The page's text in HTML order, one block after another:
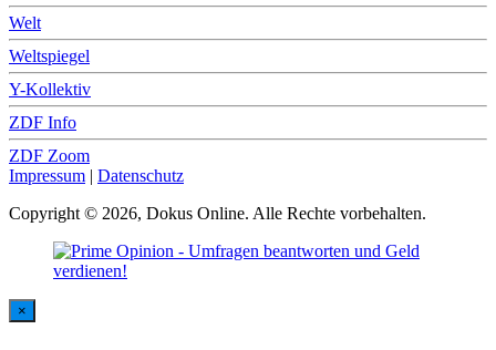
Welt
Weltspiegel
Y-Kollektiv
ZDF Info
ZDF Zoom
Impressum | Datenschutz
Copyright © 2026, Dokus Online. Alle Rechte vorbehalten.
×